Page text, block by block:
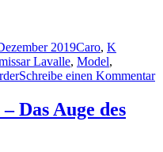
2019Caro, K
Lavalle, Model,
Schreibe einen Kommentar
Das Auge des